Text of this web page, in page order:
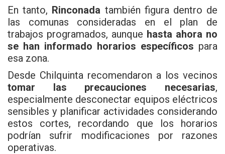
En tanto, Rinconada también figura dentro de
las comunas consideradas en el plan de
trabajos programados, aunque hasta ahora no
se han informado horarios específicos para
esa zona.
Desde Chilquinta recomendaron a los vecinos
tomar las precauciones necesarias,
especialmente desconectar equipos eléctricos
sensibles y planificar actividades considerando
estos cortes, recordando que los horarios
podrían sufrir modificaciones por razones
operativas.